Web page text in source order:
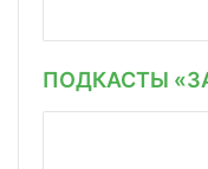
ПОДКАСТЫ